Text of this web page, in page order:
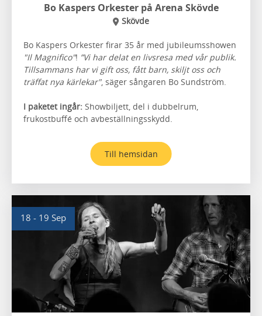
Bo Kaspers Orkester på Arena Skövde
Skövde
Bo Kaspers Orkester firar 35 år med jubileumsshowen
"Il Magnifico"! ”Vi har delat en livsresa med vår publik.
Tillsammans har vi gift oss, fått barn, skiljt oss och
träffat nya kärlekar", säger sångaren Bo Sundström.
I paketet ingår: Showbiljett, del i dubbelrum,
frukostbuffé och avbeställningsskydd.
Till hemsidan
18 - 19 Sep